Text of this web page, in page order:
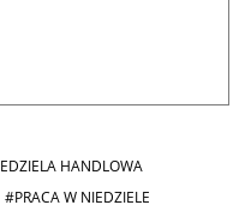
HANDLOWA
#PRACA W NIEDZIELE